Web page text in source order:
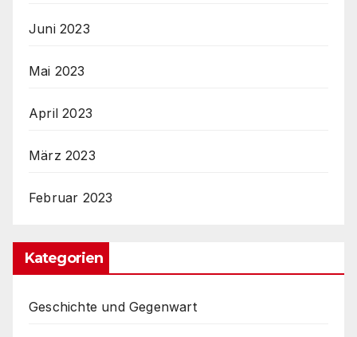
Juni 2023
Mai 2023
April 2023
März 2023
Februar 2023
Kategorien
Geschichte und Gegenwart